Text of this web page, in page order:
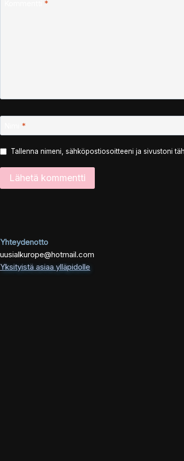
*
*
Tallenna nimeni, sähköpostiosoitteeni ja sivustoni
Yhteydenotto
uusialkurope@hotmail.com
Yksityistä asiaa ylläpidolle